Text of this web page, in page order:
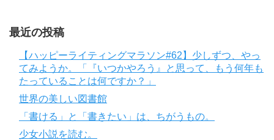
最近の投稿
【ハッピーライティングマラソン#62】少しずつ、やっ
てみようか。「『いつかやろう』と思って、もう何年も
たっていることは何ですか？」
世界の美しい図書館
「書ける」と「書きたい」は、ちがうもの。
少女小説を読む。